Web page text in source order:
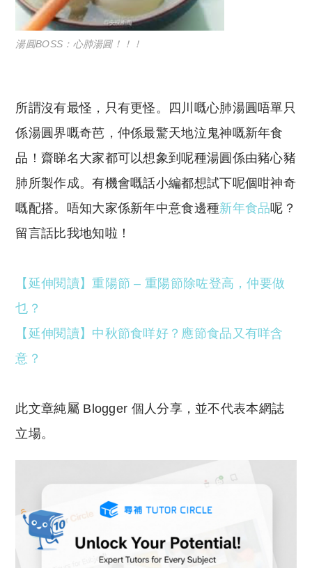
湯圓BOSS：心肺湯圓！！！
所謂沒有最怪，只有更怪。四川嘅心肺湯圓唔單只
係湯圓界嘅奇芭，仲係最驚天地泣鬼神嘅新年食
品！齋睇名大家都可以想象到呢種湯圓係由豬心豬
肺所製作成。有機會嘅話小編都想試下呢個咁神奇
嘅配搭。唔知大家係新年中意食邊種新年食品呢？
留言話比我地知啦！
【延伸閱讀】重陽節 – 重陽節除咗登高，仲要做
乜？
【延伸閱讀】中秋節食咩好？應節食品又有咩含
意？
此文章純屬 Blogger 個人分享，並不代表本網誌
立場。